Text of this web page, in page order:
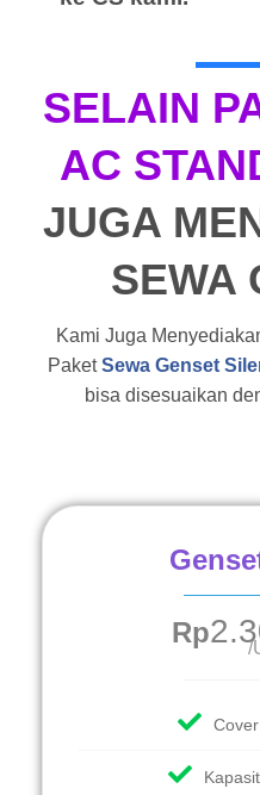
SELAIN
AC
JUGA
SEWA
Kami Juga
PaketSewa Genset
bisa disesuaikan
Rp /